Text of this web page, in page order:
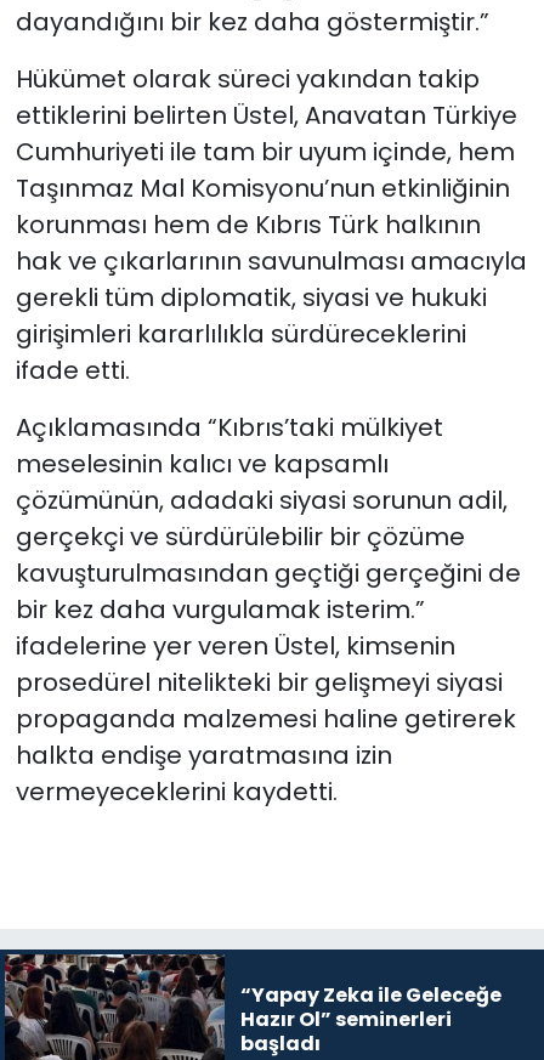
dayandığını bir kez daha göstermiştir.”
Hükümet olarak süreci yakından takip
ettiklerini belirten Üstel, Anavatan Türkiye
Cumhuriyeti ile tam bir uyum içinde, hem
Taşınmaz Mal Komisyonu’nun etkinliğinin
korunması hem de Kıbrıs Türk halkının
hak ve çıkarlarının savunulması amacıyla
gerekli tüm diplomatik, siyasi ve hukuki
girişimleri kararlılıkla sürdüreceklerini
ifade etti.
Açıklamasında “Kıbrıs’taki mülkiyet
meselesinin kalıcı ve kapsamlı
çözümünün, adadaki siyasi sorunun adil,
gerçekçi ve sürdürülebilir bir çözüme
kavuşturulmasından geçtiği gerçeğini de
bir kez daha vurgulamak isterim.”
ifadelerine yer veren Üstel, kimsenin
prosedürel nitelikteki bir gelişmeyi siyasi
propaganda malzemesi haline getirerek
halkta endişe yaratmasına izin
vermeyeceklerini kaydetti.
“Yapay Zeka ile Geleceğe
Hazır Ol” seminerleri
başladı